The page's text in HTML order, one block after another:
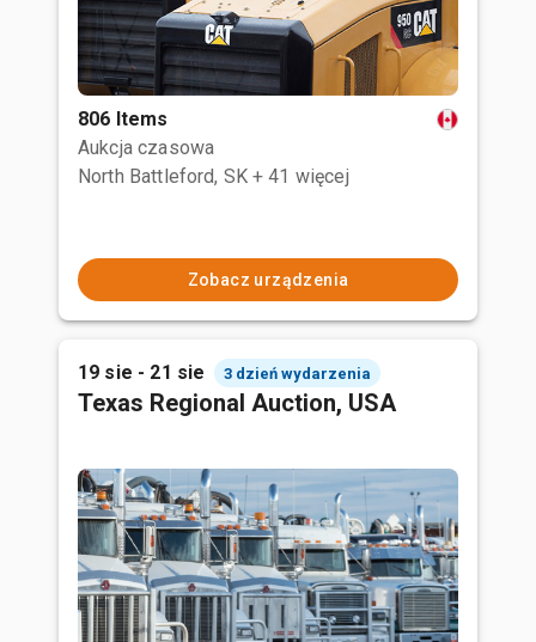
806 Items
Aukcja czasowa
North Battleford, SK + 41 więcej
Zobacz urządzenia
19 sie - 21 sie 3 dzień wydarzenia
Texas Regional Auction, USA